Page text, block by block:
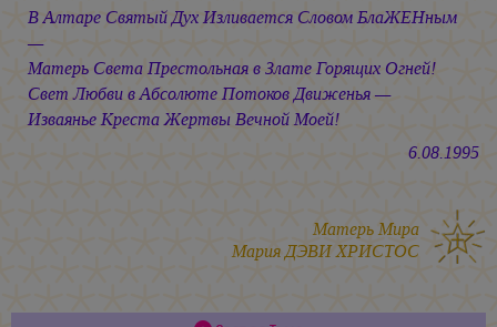
В Алтаре Святый Дух Изливается Словом БлаЖЕНным
—
Матерь Света Престольная в Злате Горящих Огней!
Свет Любви в Абсолюте Потоков Движенья —
Изваянье Креста Жертвы Вечной Моей!
6.08.1995
Матерь Мира
Мария ДЭВИ ХРИСТОС